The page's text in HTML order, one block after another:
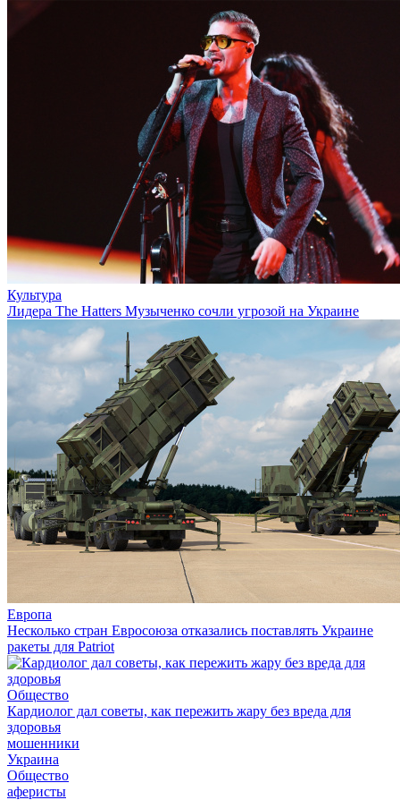
Культура
Лидера The Hatters Музыченко сочли угрозой на Украине
Европа
Несколько стран Евросоюза отказались поставлять Украине
ракеты для Patriot
Общество
Кардиолог дал советы, как пережить жару без вреда для
здоровья
мошенники
Украина
Общество
аферисты